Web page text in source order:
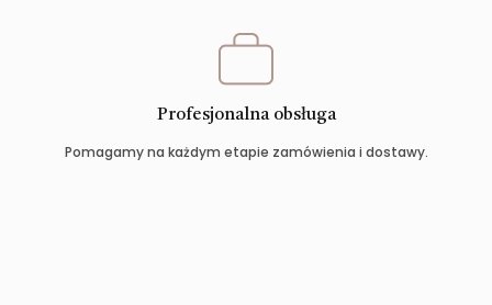
Profesjonalna obsługa
Pomagamy na każdym etapie zamówienia i dostawy.